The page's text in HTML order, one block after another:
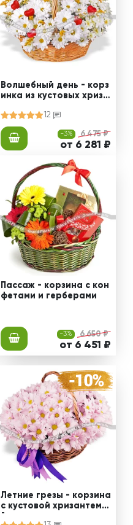
Волшебный день - корз
инка из кустовых хриза
12
-3% 6 475 ₽
от 6 281 ₽
Пассаж - корзина с кон
фетами и герберами
-3% 6 650 ₽
от 6 451 ₽
Летние грезы - корзина
с кустовой хризантемо